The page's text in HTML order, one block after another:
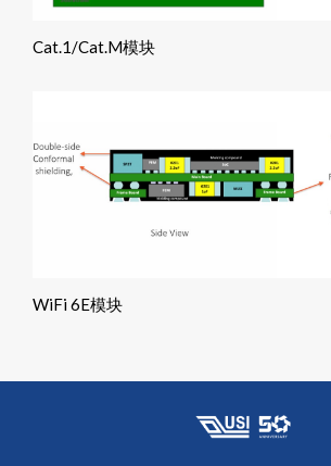
Cat.1/Cat.M模块
WiFi 6E模块